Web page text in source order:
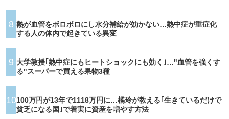
8 熱が血管をボロボロにし水分補給が効かない…熱中症が重症化
する人の体内で起きている異変
9 大学教授｢熱中症にもヒートショックにも効く｣…"血管を強くす
る"スーパーで買える果物3種
10100万円が13年で1118万円に…橘玲が教える｢生きているだけで
貧乏になる国｣で着実に資産を増やす方法